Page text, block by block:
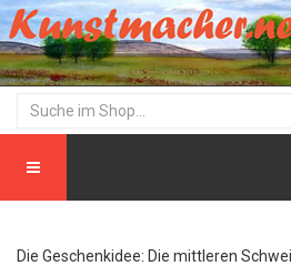
Die Geschenkidee: Die mittleren